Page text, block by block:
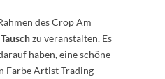
des Crop Am
zu veranstalten. Es
haben, eine schöne
Farbe Artist Trading